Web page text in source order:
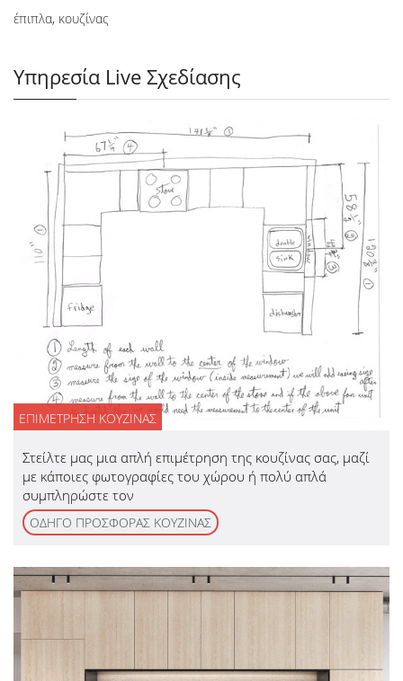
έπιπλα, κουζίνας
Υπηρεσία Live Σχεδίασης
ΕΠΙΜΕΤΡΗΣΗ ΚΟΥΖΙΝΑΣ
Στείλτε μας μια απλή επιμέτρηση της κουζίνας σας, μαζί
με κάποιες φωτογραφίες του χώρου ή πολύ απλά
συμπληρώστε τον
ΟΔΗΓΟ ΠΡΟΣΦΟΡΑΣ ΚΟΥΖΙΝΑΣ